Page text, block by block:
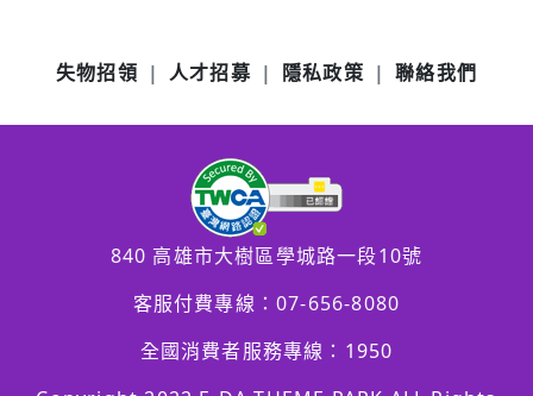
失物招領 人才招募 隱私政策 聯絡我們
840 高雄市大樹區學城路一段10號
客服付費專線：07-656-8080
全國消費者服務專線：1950